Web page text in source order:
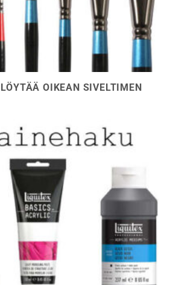
OIKEAN SIVELTIMEN